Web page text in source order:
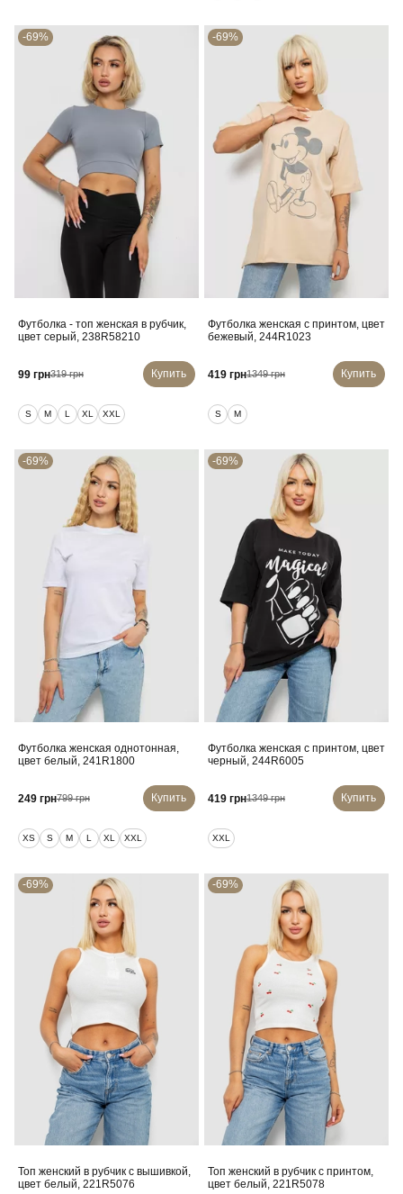
-69%
Футболка - топ женская в рубчик,
цвет серый, 238R58210
99 грн319 грн Купить
S M L XL XXL
-69%
Футболка женская с принтом, цвет
бежевый, 244R1023
419 грн1349 грн Купить
S M
-69%
Футболка женская однотонная,
цвет белый, 241R1800
249 грн799 грн Купить
XS S M L XL XXL
-69%
Футболка женская с принтом, цвет
черный, 244R6005
419 грн1349 грн Купить
XXL
-69%
Топ женский в рубчик с вышивкой,
цвет белый, 221R5076
-69%
Топ женский в рубчик с принтом,
цвет белый, 221R5078